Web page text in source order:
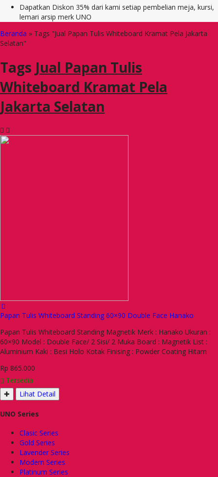
Dapatkan Diskon 35% dari kami setiap pembelian meja, kursi,
lemari arsip merk UNO
Beranda » Tags "Jual Papan Tulis Whiteboard Kramat Pela Jakarta
Selatan"
Tags Jual Papan Tulis
Whiteboard Kramat Pela
Jakarta Selatan
Papan Tulis Whiteboard Standing 60×90 Double Face Hanako
Papan Tulis Whiteboard Standing Magnetik Merk : Hanako Ukuran :
60×90 Model : Double Face/ 2 Sisi/ 2 Muka Board : Magnetik List :
Aluminium Kaki : Besi Holo Kotak Finising : Powder Coating Hitam
Rp 865.000
Tersedia
✚
Lihat Detail
UNO Series
Clasic Series
Gold Series
Lavender Series
Modern Series
Platinum Series